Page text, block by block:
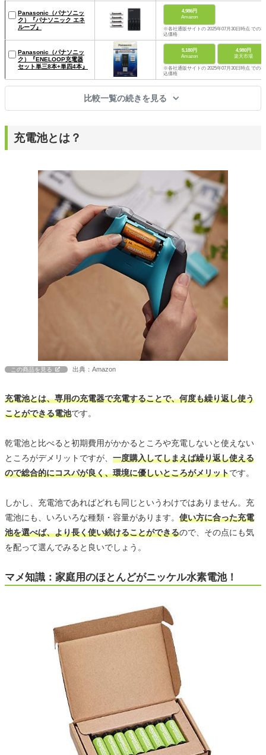
Panasonic（パナソニッ
ク）『パナソニック エネ
ループ』
4,986円
Amazon
※各社通販サイトの 2025年07月30日時点 での税
込価格
Panasonic（パナソニッ
ク）『ENELOOP充電器
セット単三8本+単四4本』
5,180円
Amazon
4,980円
楽天市場
※各社通販サイトの 2025年07月30日時点 での税
込価格
比較一覧の続きを見る
充電池とは？
この商品を見る 出典：Amazon
充電池とは、専用の充電器で充電することで、何度も繰り返し使う
ことができる電池です。
乾電池と比べると初期費用がかかるところや充電しないと使えない
ところがデメリットですが、 一度購入してしまえば繰り返し使える
ので総合的にコスパが良く、環境に優しいところがメリットです。
しかし、充電池であればどれも同じというわけではありません。充
電池にも、いろいろな種類・容量があります。 使い方に合った充電
池を選べば、より長く使い続けることができるので、その点にも気
を配って選んでみると良いでしょう。
マメ知識：家庭用のほとんどがニッケル水素電池！